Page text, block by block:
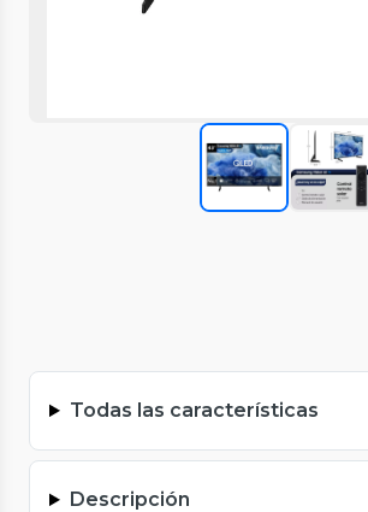
Todas las características
Descripción